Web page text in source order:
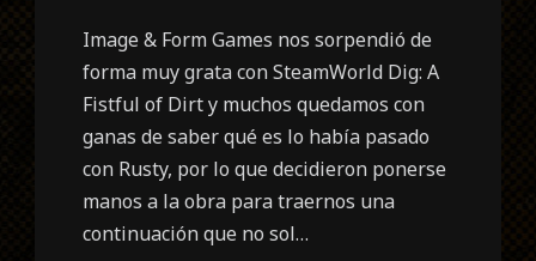
Image & Form Games nos sorpendió de
forma muy grata con SteamWorld Dig: A
Fistful of Dirt y muchos quedamos con
ganas de saber qué es lo había pasado
con Rusty, por lo que decidieron ponerse
manos a la obra para traernos una
continuación que no sol…